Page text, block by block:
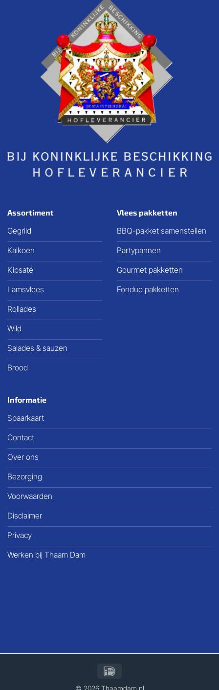
Assortiment
Gegrild
Kalkoen
Kipsaté
Lamsvlees
Rollades
Wild
Salades & sauzen
Brood
Vlees pakketten
BBQ-pakket samenstellen
Partypannen
Gourmet pakketten
Fondue pakketten
Informatie
Spaarkaart
Contact
Over ons
Bezorging
Voorwaarden
Disclaimer
Privacy
Werken bij Thaam Dam
​© 2026 Thaamdam.nl